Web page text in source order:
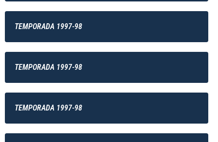
TEMPORADA 1997-98
TEMPORADA 1997-98
TEMPORADA 1997-98